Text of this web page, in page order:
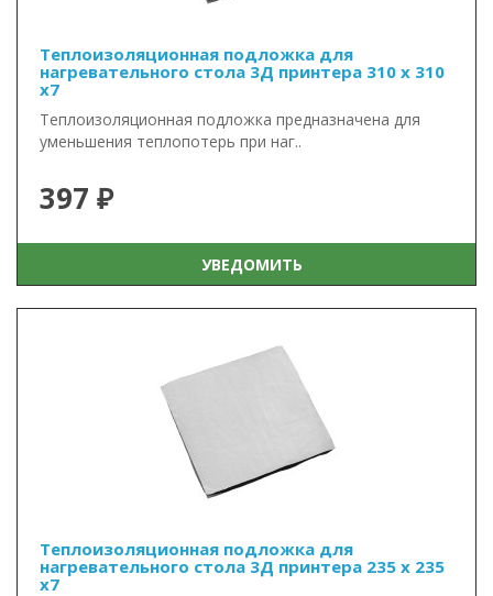
Теплоизоляционная подложка для
нагревательного стола 3Д принтера 310 x 310
x7
Теплоизоляционная подложка предназначена для
уменьшения теплопотерь при наг..
397 ₽
УВЕДОМИТЬ
Теплоизоляционная подложка для
нагревательного стола 3Д принтера 235 x 235
x7